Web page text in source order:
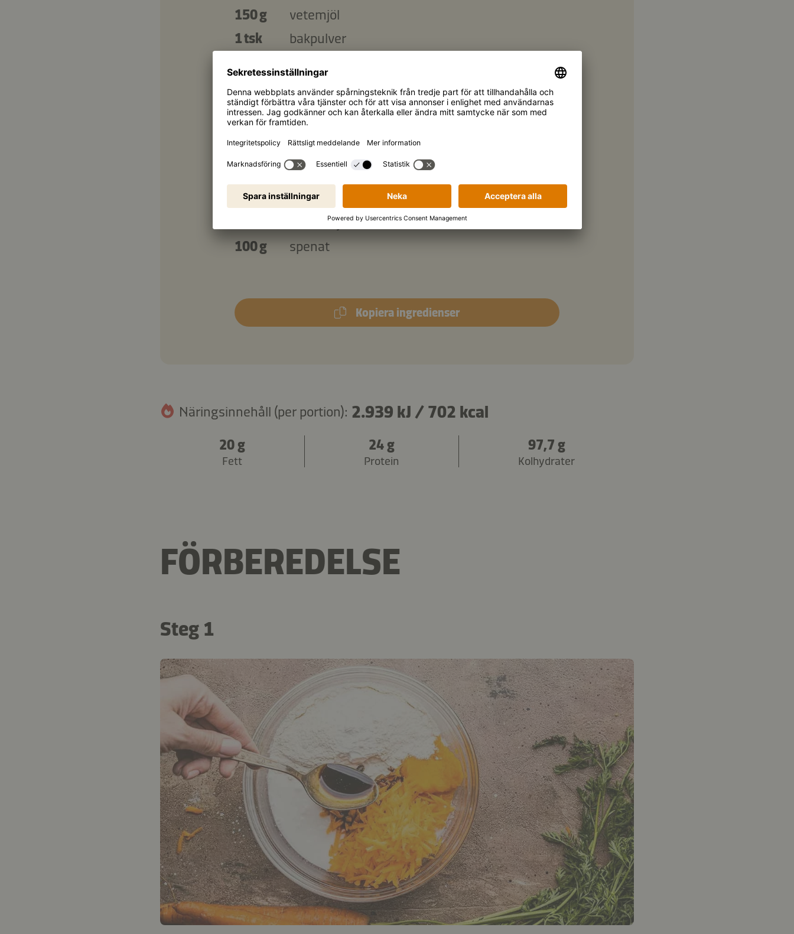
150 g
vetemjöl
1 tsk
bakpulver
saltinnehåll sojasås
100 g
tempeh
100 g
champinjoner
1 msk
sriracha
Kikkoman rostad sesamolja
1 msk
farinsocker
vitlöksklyfta
100 g
spenat
Kopiera ingredienser
Näringsinnehåll (per portion): 2.939 kJ / 702 kcal
20 g
Fett
24 g
Protein
97,7 g
Kolhydrater
FÖRBEREDELSE
Steg 1